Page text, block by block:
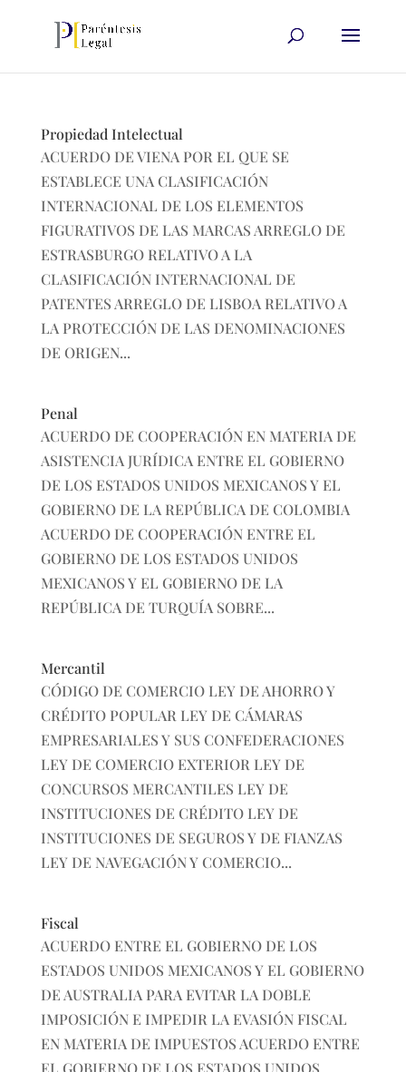
Propiedad Intelectual
ACUERDO DE VIENA POR EL QUE SE
ESTABLECE UNA CLASIFICACIÓN
INTERNACIONAL DE LOS ELEMENTOS
FIGURATIVOS DE LAS MARCAS ARREGLO DE
ESTRASBURGO RELATIVO A LA
CLASIFICACIÓN INTERNACIONAL DE
PATENTES ARREGLO DE LISBOA RELATIVO A
LA PROTECCIÓN DE LAS DENOMINACIONES
DE ORIGEN...
Penal
ACUERDO DE COOPERACIÓN EN MATERIA DE
ASISTENCIA JURÍDICA ENTRE EL GOBIERNO
DE LOS ESTADOS UNIDOS MEXICANOS Y EL
GOBIERNO DE LA REPÚBLICA DE COLOMBIA
ACUERDO DE COOPERACIÓN ENTRE EL
GOBIERNO DE LOS ESTADOS UNIDOS
MEXICANOS Y EL GOBIERNO DE LA
REPÚBLICA DE TURQUÍA SOBRE...
Mercantil
CÓDIGO DE COMERCIO LEY DE AHORRO Y
CRÉDITO POPULAR LEY DE CÁMARAS
EMPRESARIALES Y SUS CONFEDERACIONES
LEY DE COMERCIO EXTERIOR LEY DE
CONCURSOS MERCANTILES LEY DE
INSTITUCIONES DE CRÉDITO LEY DE
INSTITUCIONES DE SEGUROS Y DE FIANZAS
LEY DE NAVEGACIÓN Y COMERCIO...
Fiscal
ACUERDO ENTRE EL GOBIERNO DE LOS
ESTADOS UNIDOS MEXICANOS Y EL GOBIERNO
DE AUSTRALIA PARA EVITAR LA DOBLE
IMPOSICIÓN E IMPEDIR LA EVASIÓN FISCAL
EN MATERIA DE IMPUESTOS ACUERDO ENTRE
EL GOBIERNO DE LOS ESTADOS UNIDOS